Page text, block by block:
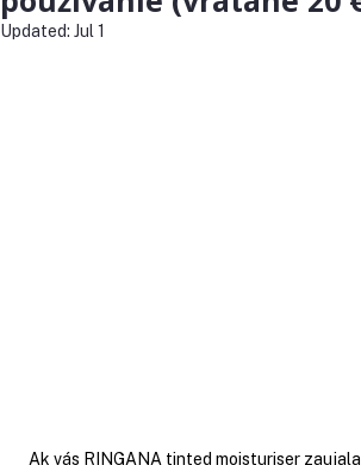
Updated: Jul 1
Ak vás RINGANA tinted moisturiser